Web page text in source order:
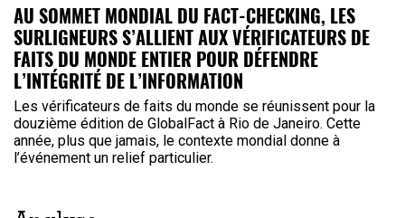
AU SOMMET MONDIAL DU FACT-CHECKING, LES
SURLIGNEURS S’ALLIENT AUX VÉRIFICATEURS DE
FAITS DU MONDE ENTIER POUR DÉFENDRE
L’INTÉGRITÉ DE L’INFORMATION
Les vérificateurs de faits du monde se réunissent pour la
douzième édition de GlobalFact à Rio de Janeiro. Cette
année, plus que jamais, le contexte mondial donne à
l’événement un relief particulier.